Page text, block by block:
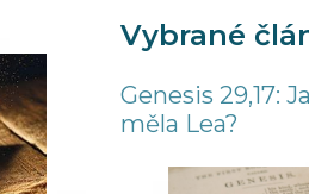
Vybrané
Genesis 29,17:
měla Lea?